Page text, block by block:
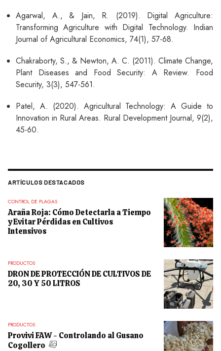
Agarwal, A., & Jain, R. (2019). Digital Agriculture:
Transforming Agriculture with Digital Technology. Indian
Journal of Agricultural Economics, 74(1), 57-68.
Chakraborty, S., & Newton, A. C. (2011). Climate Change,
Plant Diseases and Food Security: A Review. Food
Security, 3(3), 547-561.
Patel, A. (2020). Agricultural Technology: A Guide to
Innovation in Rural Areas. Rural Development Journal, 9(2),
45-60.
ARTÍCULOS DESTACADOS
CONTROL DE PLAGAS
Araña Roja: Cómo Detectarla a Tiempo
y Evitar Pérdidas en Cultivos
Intensivos
PRODUCTOS
DRON DE PROTECCIÓN DE CULTIVOS DE
20, 30 Y 50 LITROS
PRODUCTOS
Provivi FAW - Controlando al Gusano
Cogollero